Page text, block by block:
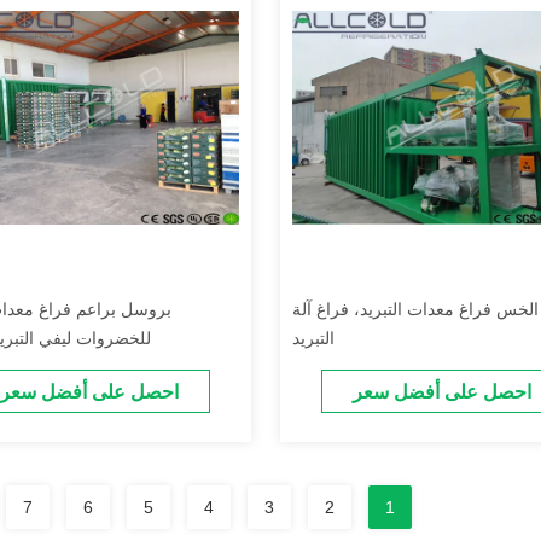
الخس فراغ معدات التبريد، فراغ آلة
التبريد
احصل على أفضل سعر
بروسل براعم فراغ
للخضروات ليفي
احصل على أفضل سعر
1
2
3
4
5
6
7